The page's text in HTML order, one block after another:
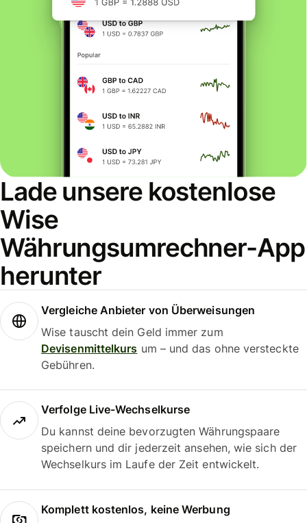
Lade unsere kostenlose
Wise
Währungsumrechner-App
herunter
Vergleiche Anbieter von Überweisungen
Wise tauscht dein Geld immer zum
Devisenmittelkurs um – und das ohne versteckte
Gebühren.
Verfolge Live-Wechselkurse
Du kannst deine bevorzugten Währungspaare
speichern und dir jederzeit ansehen, wie sich der
Wechselkurs im Laufe der Zeit entwickelt.
Komplett kostenlos, keine Werbung